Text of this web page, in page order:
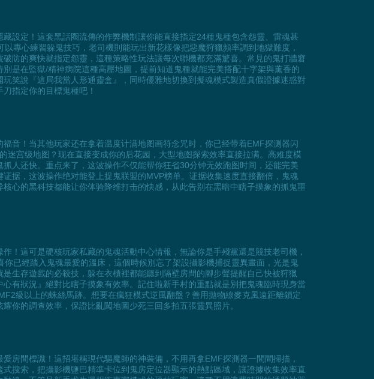
設定！這套黑話圈流傳的作弊機制讓你能直接指定24種鬼種包含怨靈、雷魂甚
專心練習躲鬼技巧，老司機則能玩出新花樣像把惡魔狩獵頻率調到地獄難度，
防的爽快就指定怨靈，這種策略性玩法讓每次聯機都充滿驚喜。常見的鬼打牆窘
是在監獄/精神病院這種高壓地圖，提前知道鬼種就能完美搭配十字架與薰香的
笑說『這局我當人形通靈盒』，同時優雅地切換到擬魂模式製造真假證據迷惑對
指定你的目標鬼種吧！
音！当其他玩家还在拿着温度计满地图画符念咒时，你已经带着EMF探测器闪
宫级地图？现在直接变成你的后花园，大型地图探索效率直接拉满。高难度模
人还快。重点来了，这波操作不仅能帮你狂省30分钟无效跑图时间，还能完美
据，这波操作绝对能登上捉鬼联盟的MVP榜单。证据收集速度直接翻倍，鬼魂
心的黑科技都能让你体验降维打击的快感，从此告别在黑暗中瞎子摸象的抓鬼噩
！這可是硬核玩家私藏的鬼魂活動中心情報，無論你是手殘黨還是競技老司機，
已經踏入鬼魂最愛的溫床，這個時候別忘了架設攝影機捕捉靈異畫面，光是鬼
生存遊戲的必殺技，躲在衣櫃裡都能聽到隔壁房間的腳步聲提醒自己快被狩獵
有狀況』絕對比瞎子摸象有效率。記住啦新手村的重點就是別把鬼魂臨時現身當
級以上的蛛絲馬跡。想要在瘋狂模式逆風翻盤？善用拋物線麥克風遠距離鎖定
你的調查效率，保證比亂闖地圖少死三回多拍五張靈異照片。
房間標識！這招堪稱現代驅魔師的神裝備，不用再拿EMF探測器一間間掃描，
搜索，把攝影機鹽巴精準卡位到鬼房定位器顯示的熱點區域，讓證據收集效率直